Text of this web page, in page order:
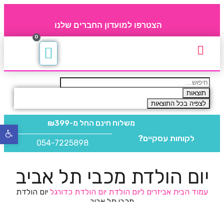
הצטרפו למועדון החברים שלנו
0
תוצאות
לצפיה בכל התוצאות
משלוח חינם החל מ-₪399
לקוחות עסקיים? 054-7225898
יום הולדת מכבי תל אביב
עמוד הבית אביזרים ליום הולדת יום הולדת כדורגל יום הולדת
פתח